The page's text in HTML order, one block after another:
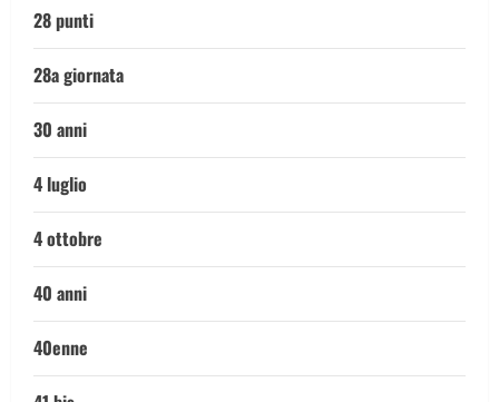
28 punti
28a giornata
30 anni
4 luglio
4 ottobre
40 anni
40enne